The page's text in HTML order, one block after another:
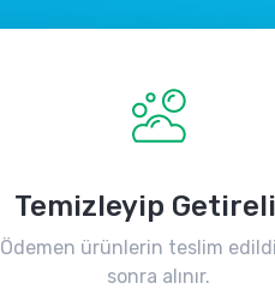
Temizleyip
Ödemen ürünlerin teslim
sonra alınır.